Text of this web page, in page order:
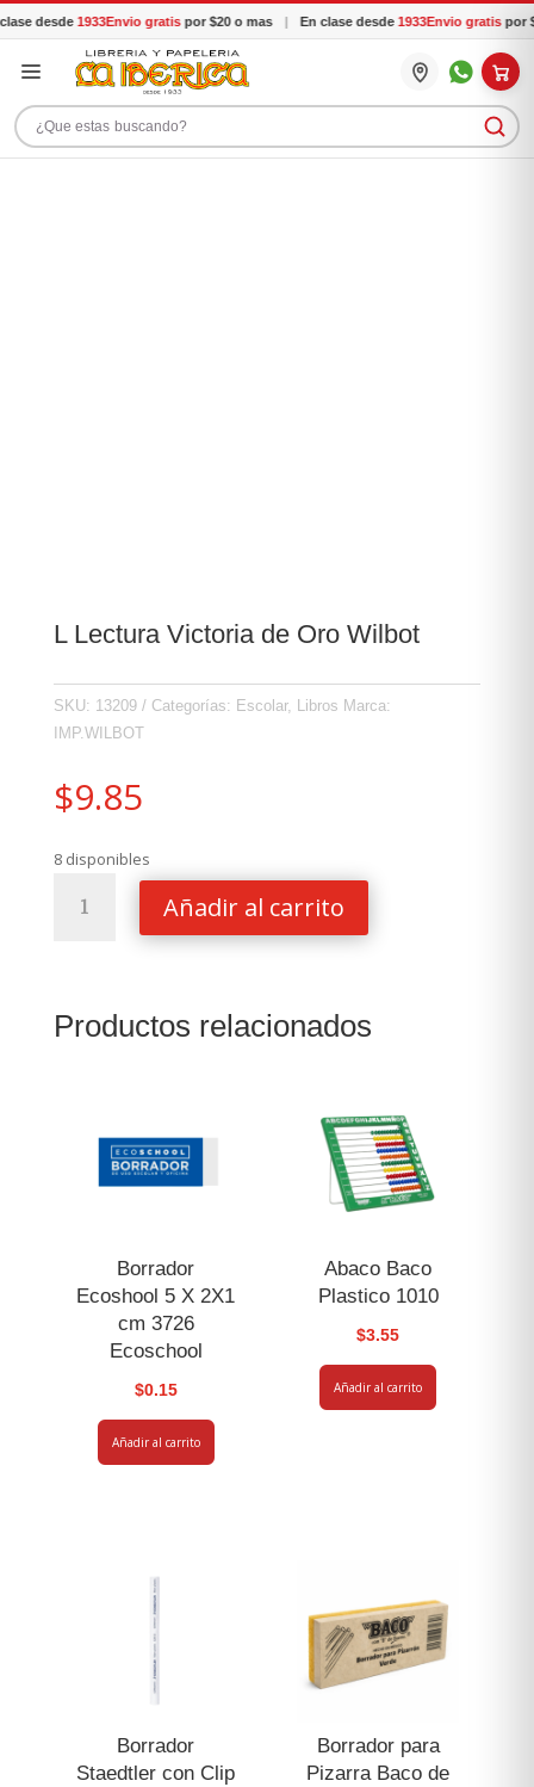
desde1933Envio gratispor $20 o mas En clase desde1933Envio gratispor
Buscar productos
L Lectura Victoria de Oro Wilbot
SKU: 13209 Categorías: Escolar, Libros Marca:
IMP.WILBOT
$9.85
8 disponibles
Lectura
Wilbot
Añadir al carrito
Productos relacionados
Borrador
Ecoshool 5 X 2X1
cm 3726
Ecoschool
$0.15
Añadir al carrito
Abaco Baco
Plastico 1010
$3.55
Añadir al carrito
Borrador
Staedtler con Clip
Borrador para
Pizarra Baco de